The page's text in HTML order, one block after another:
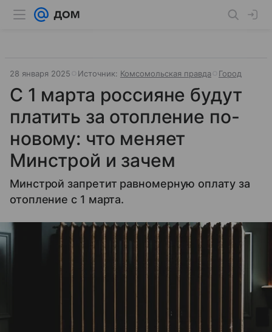
28 января 2025 Источник: Комсомольская правда Город
С 1 марта россияне будут
платить за отопление по-
новому: что меняет
Минстрой и зачем
Минстрой запретит равномерную оплату за
отопление с 1 марта.